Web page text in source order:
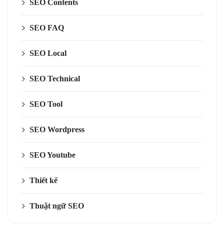
SEO Contents
SEO FAQ
SEO Local
SEO Technical
SEO Tool
SEO Wordpress
SEO Youtube
Thiết kế
Thuật ngữ SEO